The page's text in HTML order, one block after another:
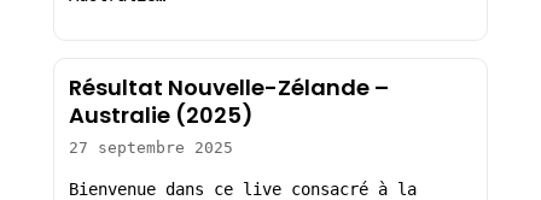
Résultat Nouvelle-Zélande –
Australie (2025)
27 septembre 2025
Bienvenue dans ce live consacré à la